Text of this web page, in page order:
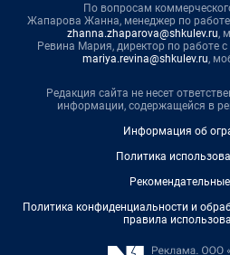
По вопросам
Жапарова Жанна, менеджер по
zhanna.zhaparova@shkulev.ru,
Ревина Мария, директор по работе
mariya.revina@shkulev.ru,
Редакция сайта не несет
информации, содержащейся в
Информация об
Политика
Политика конфиденциальности и
правила